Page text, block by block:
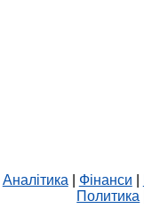
Аналітика Фінанси
Политика